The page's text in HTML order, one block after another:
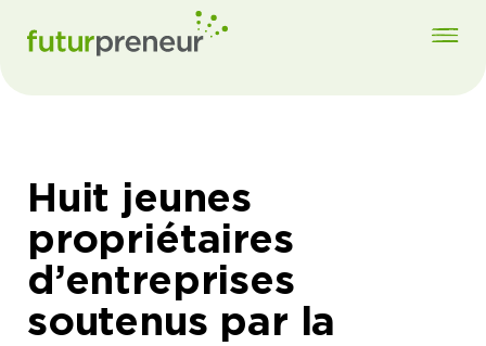
Huit jeunes
propriétaires
d’entreprises
soutenus par la